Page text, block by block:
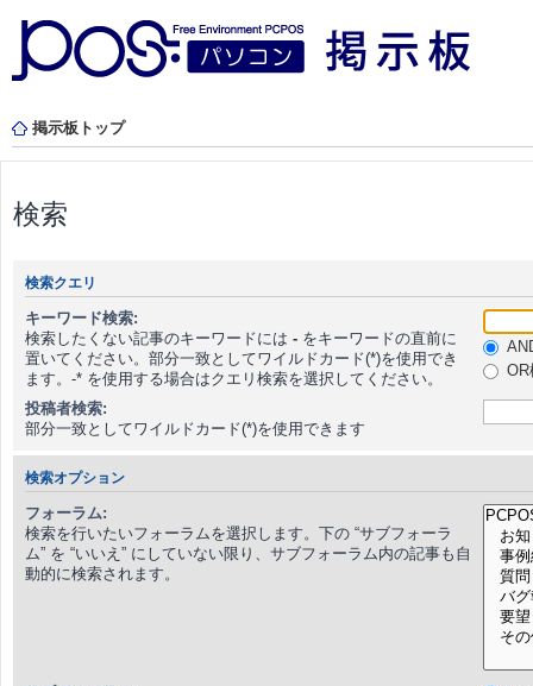
掲示板トップ
検索
検索クエリ
キーワード検索:
検索したくない記事のキーワードには - をキーワードの直前に
置いてください。部分一致としてワイルドカード(*)を使用でき
ます。-* を使用する場合はクエリ検索を選択してください。
OR
投稿者検索:
部分一致としてワイルドカード(*)を使用できます
検索オプション
フォーラム:
検索を行いたいフォーラムを選択します。下の “サブフォーラ
ム” を “いいえ” にしていない限り、サブフォーラム内の記事も自
動的に検索されます。